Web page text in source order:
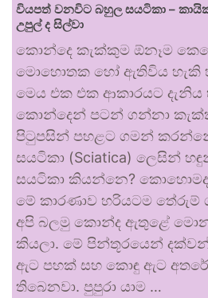
වියපත් වනවිට බහුල සයටිකා –
උපුල් ද සිල්වා
කොන්දෙ කැක්කුම ඕනෑම
මොහොතක හෝ ඇතිවිය හැකි
මෙය එක එක ආකාරයට
කොන්දෙන් පටන් ගන්නා
පිටුපසින් පහළට ගමන්
සයටිකා (Sciatica) ලෙසින්
සයටිකා කියන්නෙ?
මේ කාරණාව හරියටම
අපි බලමු කොන්ද ඇතුළේ
කියලා. මේ පින්තූරයෙන්
ඇට පහක් සහ කොඳු ඇට
තිබෙනවා. පුපුරා යාම …